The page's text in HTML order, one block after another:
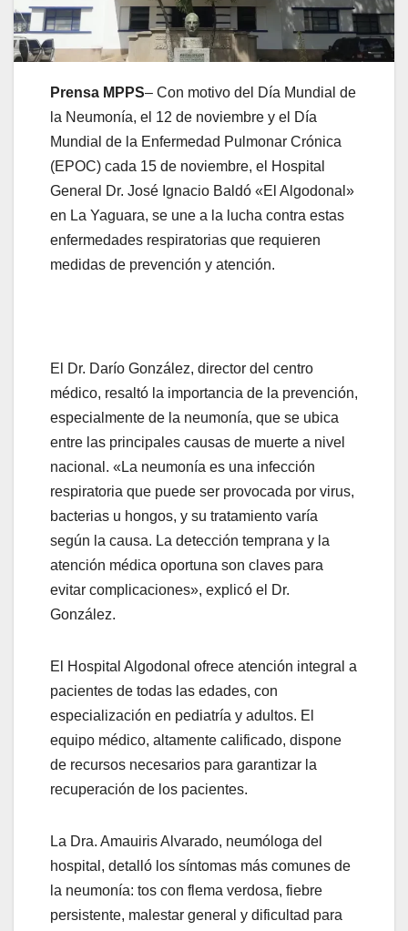
Prensa MPPS– Con motivo del Día Mundial de
la Neumonía, el 12 de noviembre y el Día
Mundial de la Enfermedad Pulmonar Crónica
(EPOC) cada 15 de noviembre, el Hospital
General Dr. José Ignacio Baldó «El Algodonal»
en La Yaguara, se une a la lucha contra estas
enfermedades respiratorias que requieren
medidas de prevención y atención.
El Dr. Darío González, director del centro
médico, resaltó la importancia de la prevención,
especialmente de la neumonía, que se ubica
entre las principales causas de muerte a nivel
nacional. «La neumonía es una infección
respiratoria que puede ser provocada por virus,
bacterias u hongos, y su tratamiento varía
según la causa. La detección temprana y la
atención médica oportuna son claves para
evitar complicaciones», explicó el Dr.
González.
El Hospital Algodonal ofrece atención integral a
pacientes de todas las edades, con
especialización en pediatría y adultos. El
equipo médico, altamente calificado, dispone
de recursos necesarios para garantizar la
recuperación de los pacientes.
La Dra. Amauiris Alvarado, neumóloga del
hospital, detalló los síntomas más comunes de
la neumonía: tos con flema verdosa, fiebre
persistente, malestar general y dificultad para